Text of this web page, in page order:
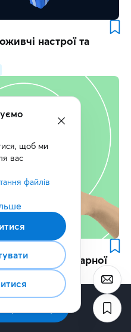
настрої та
переваги хмарної
щоб ми
вас
файлів